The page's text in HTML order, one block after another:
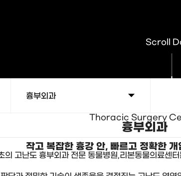
Scroll
흉부외과
Thoracic Surgery
흉부외과
작고 복잡한 흉강 안, 빠르고 정확한
의 고난도 흉부외과 전문 동물병원,리본동물의료센